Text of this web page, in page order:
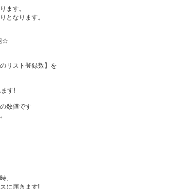
ます。
となります。
☆
リスト登録数】を
す!
数値です
、
に届きます!